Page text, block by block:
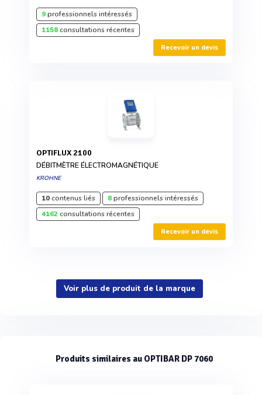
9professionnels intéressés
1158consultations récentes
Recevoir un devis
OPTIFLUX 2100
DÉBITMÈTRE ÉLECTROMAGNÉTIQUE
KROHNE
10contenus liés 8professionnels intéressés
4162consultations récentes
Recevoir un devis
Voir plus de produit de la marque
Produits similaires au OPTIBAR DP 7060